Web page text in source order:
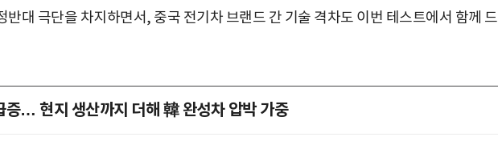
반대 극단을 차지하면서, 중국 전기차 브랜드 간 기술 격차도 이번 테스트에서 함께 드
증… 현지 생산까지 더해 韓 완성차 압박 가중